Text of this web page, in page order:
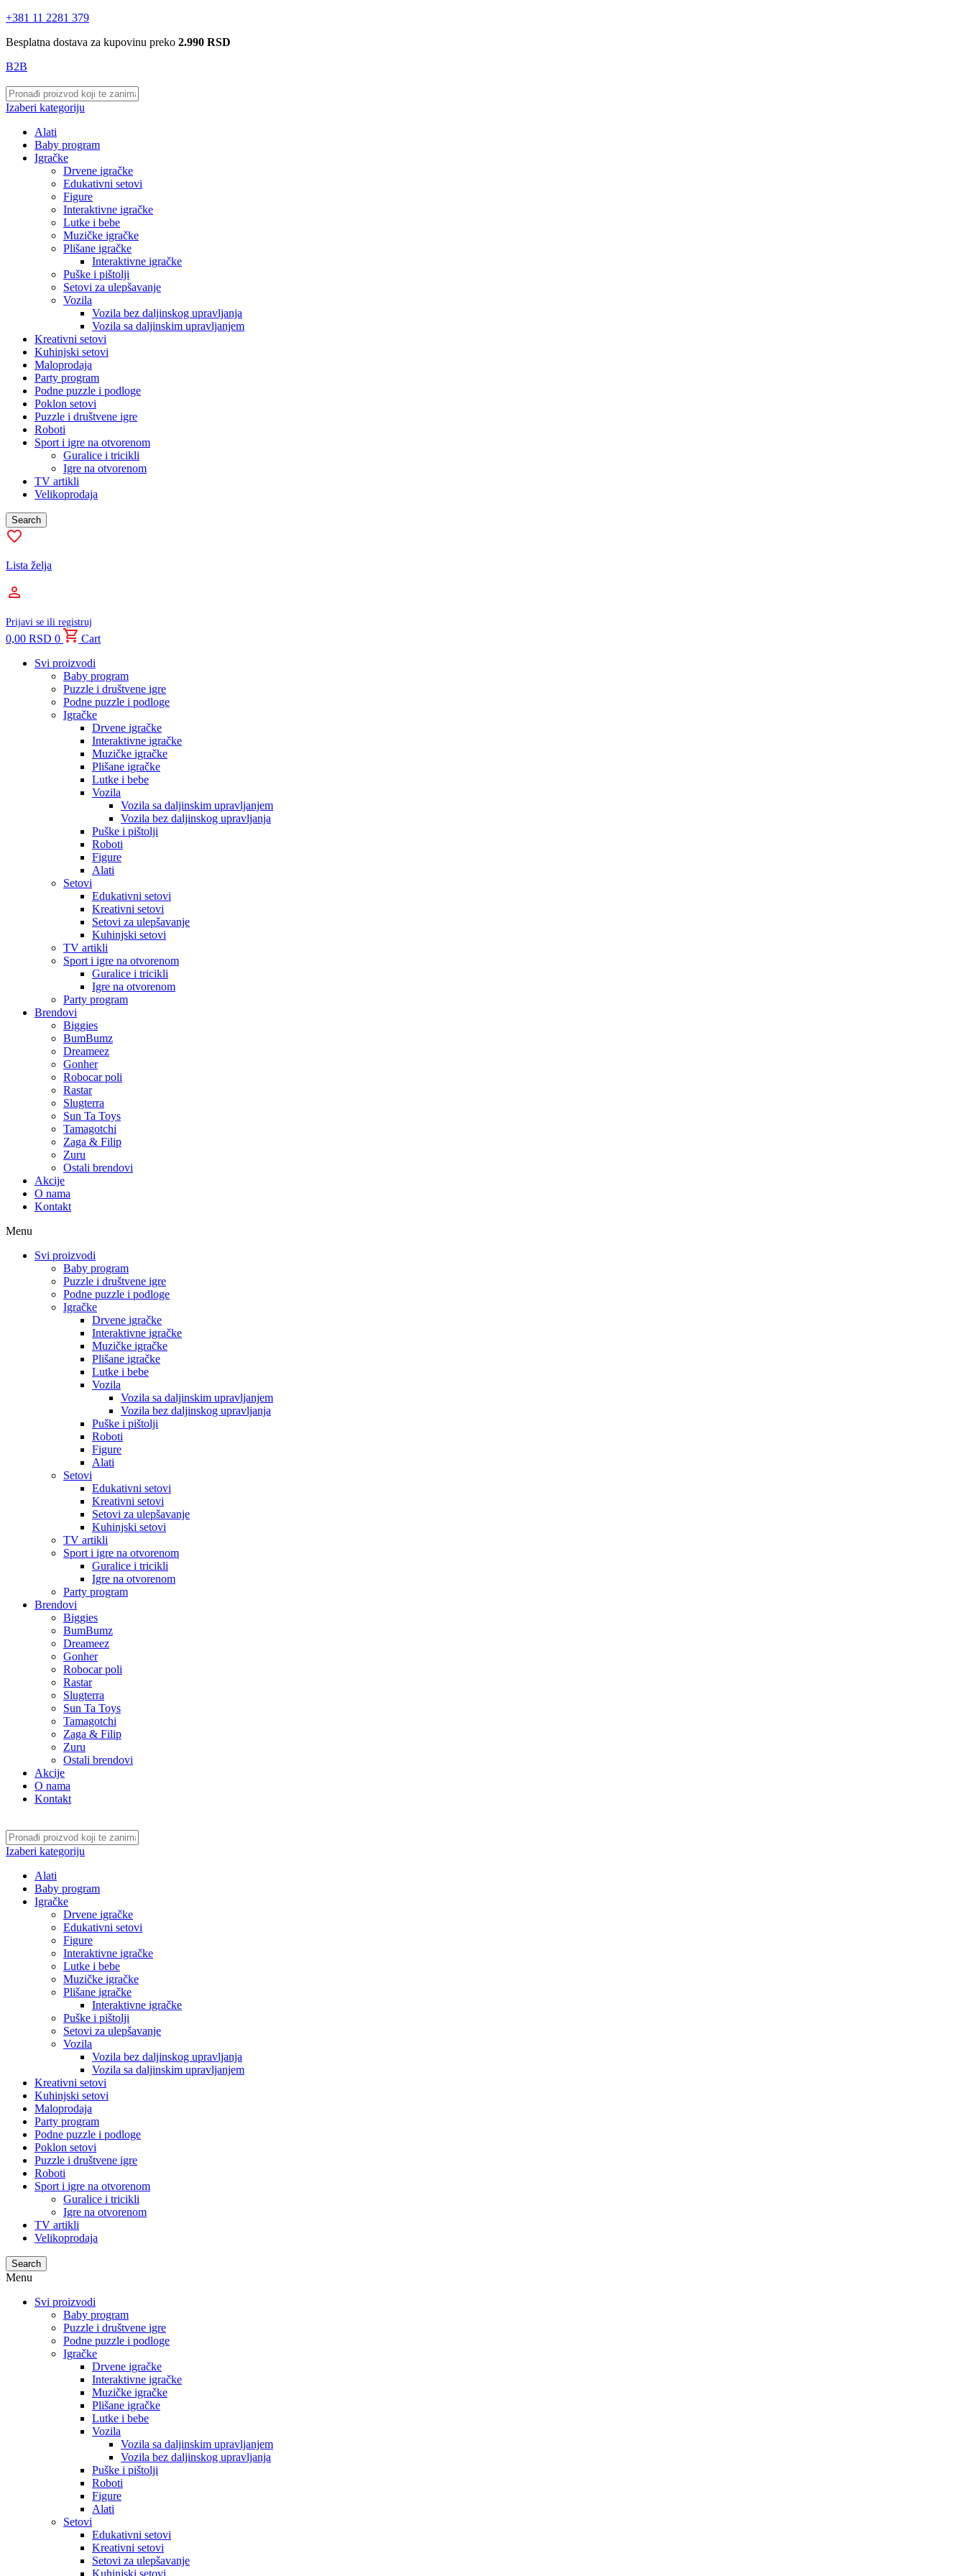
+381 11 2281 379
Besplatna dostava za kupovinu preko 2.990 RSD
B2B
Izaberi kategoriju
Alati
Baby program
Igračke
Drvene igračke
Edukativni setovi
Figure
Interaktivne igračke
Lutke i bebe
Muzičke igračke
Plišane igračke
Interaktivne igračke
Puške i pištolji
Setovi za ulepšavanje
Vozila
Vozila bez daljinskog upravljanja
Vozila sa daljinskim upravljanjem
Kreativni setovi
Kuhinjski setovi
Maloprodaja
Party program
Podne puzzle i podloge
Poklon setovi
Puzzle i društvene igre
Roboti
Sport i igre na otvorenom
Guralice i tricikli
Igre na otvorenom
TV artikli
Velikoprodaja
Search
Lista želja
Prijavi se ili registruj
0,00 RSD 0
Cart
Svi proizvodi
Baby program
Puzzle i društvene igre
Podne puzzle i podloge
Igračke
Drvene igračke
Interaktivne igračke
Muzičke igračke
Plišane igračke
Lutke i bebe
Vozila
Vozila sa daljinskim upravljanjem
Vozila bez daljinskog upravljanja
Puške i pištolji
Roboti
Figure
Alati
Setovi
Edukativni setovi
Kreativni setovi
Setovi za ulepšavanje
Kuhinjski setovi
TV artikli
Sport i igre na otvorenom
Guralice i tricikli
Igre na otvorenom
Party program
Brendovi
Biggies
BumBumz
Dreameez
Gonher
Robocar poli
Rastar
Slugterra
Sun Ta Toys
Tamagotchi
Zaga & Filip
Zuru
Ostali brendovi
Akcije
O nama
Kontakt
Menu
Svi proizvodi
Baby program
Puzzle i društvene igre
Podne puzzle i podloge
Igračke
Drvene igračke
Interaktivne igračke
Muzičke igračke
Plišane igračke
Lutke i bebe
Vozila
Vozila sa daljinskim upravljanjem
Vozila bez daljinskog upravljanja
Puške i pištolji
Roboti
Figure
Alati
Setovi
Edukativni setovi
Kreativni setovi
Setovi za ulepšavanje
Kuhinjski setovi
TV artikli
Sport i igre na otvorenom
Guralice i tricikli
Igre na otvorenom
Party program
Brendovi
Biggies
BumBumz
Dreameez
Gonher
Robocar poli
Rastar
Slugterra
Sun Ta Toys
Tamagotchi
Zaga & Filip
Zuru
Ostali brendovi
Akcije
O nama
Kontakt
Izaberi kategoriju
Alati
Baby program
Igračke
Drvene igračke
Edukativni setovi
Figure
Interaktivne igračke
Lutke i bebe
Muzičke igračke
Plišane igračke
Interaktivne igračke
Puške i pištolji
Setovi za ulepšavanje
Vozila
Vozila bez daljinskog upravljanja
Vozila sa daljinskim upravljanjem
Kreativni setovi
Kuhinjski setovi
Maloprodaja
Party program
Podne puzzle i podloge
Poklon setovi
Puzzle i društvene igre
Roboti
Sport i igre na otvorenom
Guralice i tricikli
Igre na otvorenom
TV artikli
Velikoprodaja
Search
Menu
Svi proizvodi
Baby program
Puzzle i društvene igre
Podne puzzle i podloge
Igračke
Drvene igračke
Interaktivne igračke
Muzičke igračke
Plišane igračke
Lutke i bebe
Vozila
Vozila sa daljinskim upravljanjem
Vozila bez daljinskog upravljanja
Puške i pištolji
Roboti
Figure
Alati
Setovi
Edukativni setovi
Kreativni setovi
Setovi za ulepšavanje
Kuhinjski setovi